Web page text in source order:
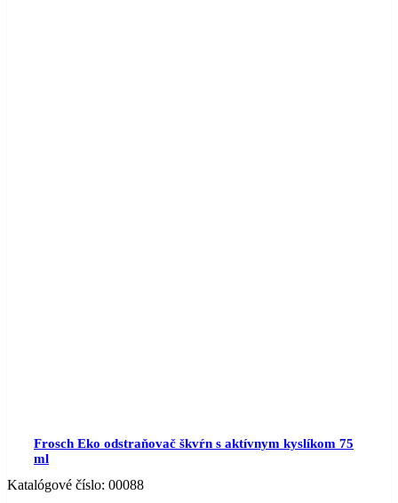
Frosch Eko odstraňovač škvŕn s aktívnym kyslíkom 75
ml
Katalógové číslo: 00088